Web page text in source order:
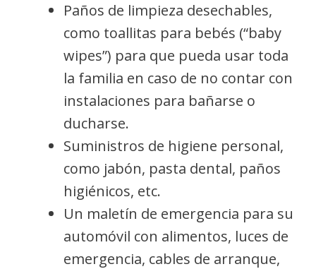
Paños de limpieza desechables,
como toallitas para bebés (“baby
wipes”) para que pueda usar toda
la familia en caso de no contar con
instalaciones para bañarse o
ducharse.
Suministros de higiene personal,
como jabón, pasta dental, paños
higiénicos, etc.
Un maletín de emergencia para su
automóvil con alimentos, luces de
emergencia, cables de arranque,